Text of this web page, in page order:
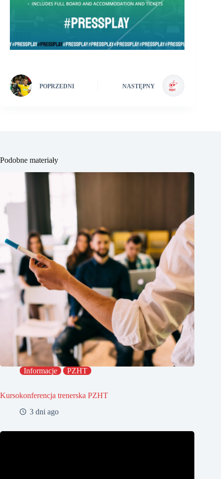
POPRZEDNI NASTĘPNY
Podobne materiały
Informacje PZHT
Kursokonferencja trenerska PZHT
3 dni ago